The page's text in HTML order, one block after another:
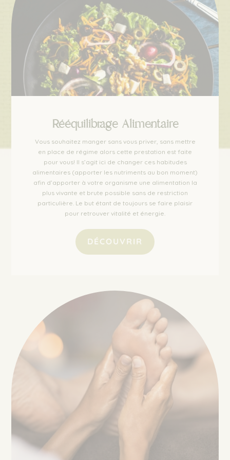
Rééquilibrage Alimentaire
Vous souhaitez manger sans vous priver, sans mettre
en place de régime alors cette prestation est faite
pour vous! Il s’agit ici de changer ces habitudes
alimentaires (apporter les nutriments au bon moment)
afin d’apporter à votre organisme une alimentation la
plus vivante et brute possible sans de restriction
particulière. Le but étant de toujours se faire plaisir
pour retrouver vitalité et énergie.
DÉCOUVRIR